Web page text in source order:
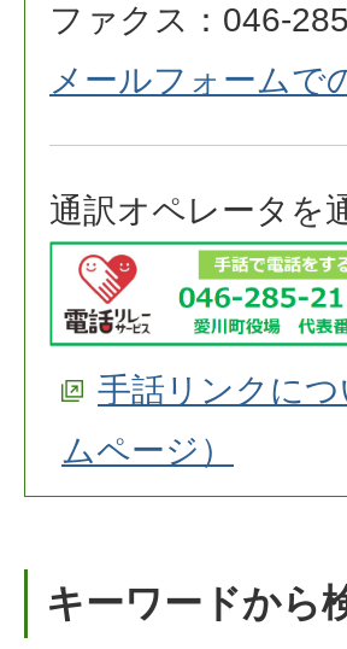
ファクス：046-
メールフォームで
通訳オペレータを
手話リンクに
ムページ）
キーワードから